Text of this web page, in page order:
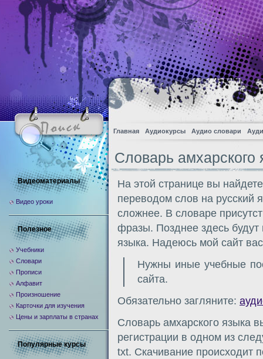
Главная Аудиокурсы Аудио словари
Словарь амхарского
На этой странице вы
переводом слов на русский
сложнее. В словаре
фразы. Позднее здесь
языка. Надеюсь мой сайт вас
Нужны иные учебные
сайта.
Обязательно загляните:
Словарь амхарского языка
регистрации в одном из
txt. Скачивание происходит
Видеоматериалы
Видео уроки
Полезное
Учебники
Словари
Прописи
Алфавит
Произношение
Карточки для изучения
Цены и зарплаты в странах
Популярные курсы